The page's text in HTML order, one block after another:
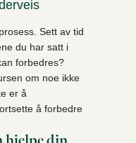
Sett av tid
du har satt i
forbedres?
om noe ikke
er å
å forbedre